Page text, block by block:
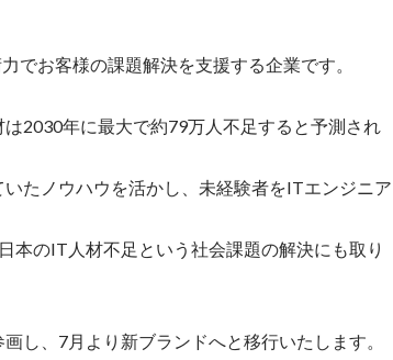
でお客様の課題解決を支援する企業です。
2030年に最大で約79万人不足すると予測され
たノウハウを活かし、未経験者をITエンジニア
本のIT人材不足という社会課題の解決にも取り
し、7月より新ブランドへと移行いたします。